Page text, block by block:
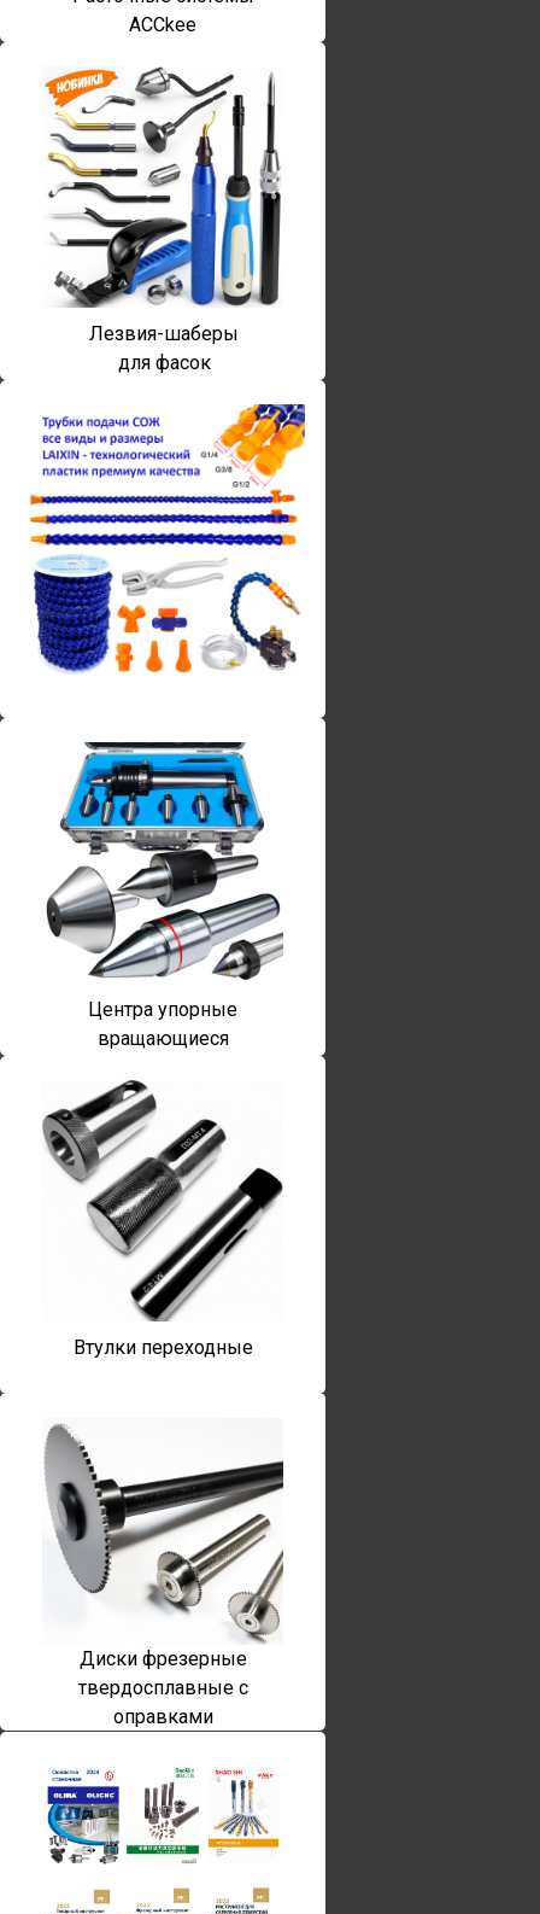
ACCkee
Лезвия-шаберы
для фасок
Винты torx
Центра упорные
вращающиеся
Втулки переходные
Диски фрезерные
твердосплавные с
оправками